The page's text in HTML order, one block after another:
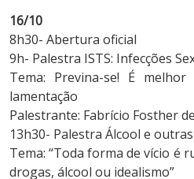
16/10
8h30- Abertura oficial
9h- Palestra ISTS: Infecções
Tema: Previna-se! É
lamentação
Palestrante: Fabrício Fosther
13h30- Palestra Álcool e
Tema: “Toda forma de vício é
drogas, álcool ou idealismo”